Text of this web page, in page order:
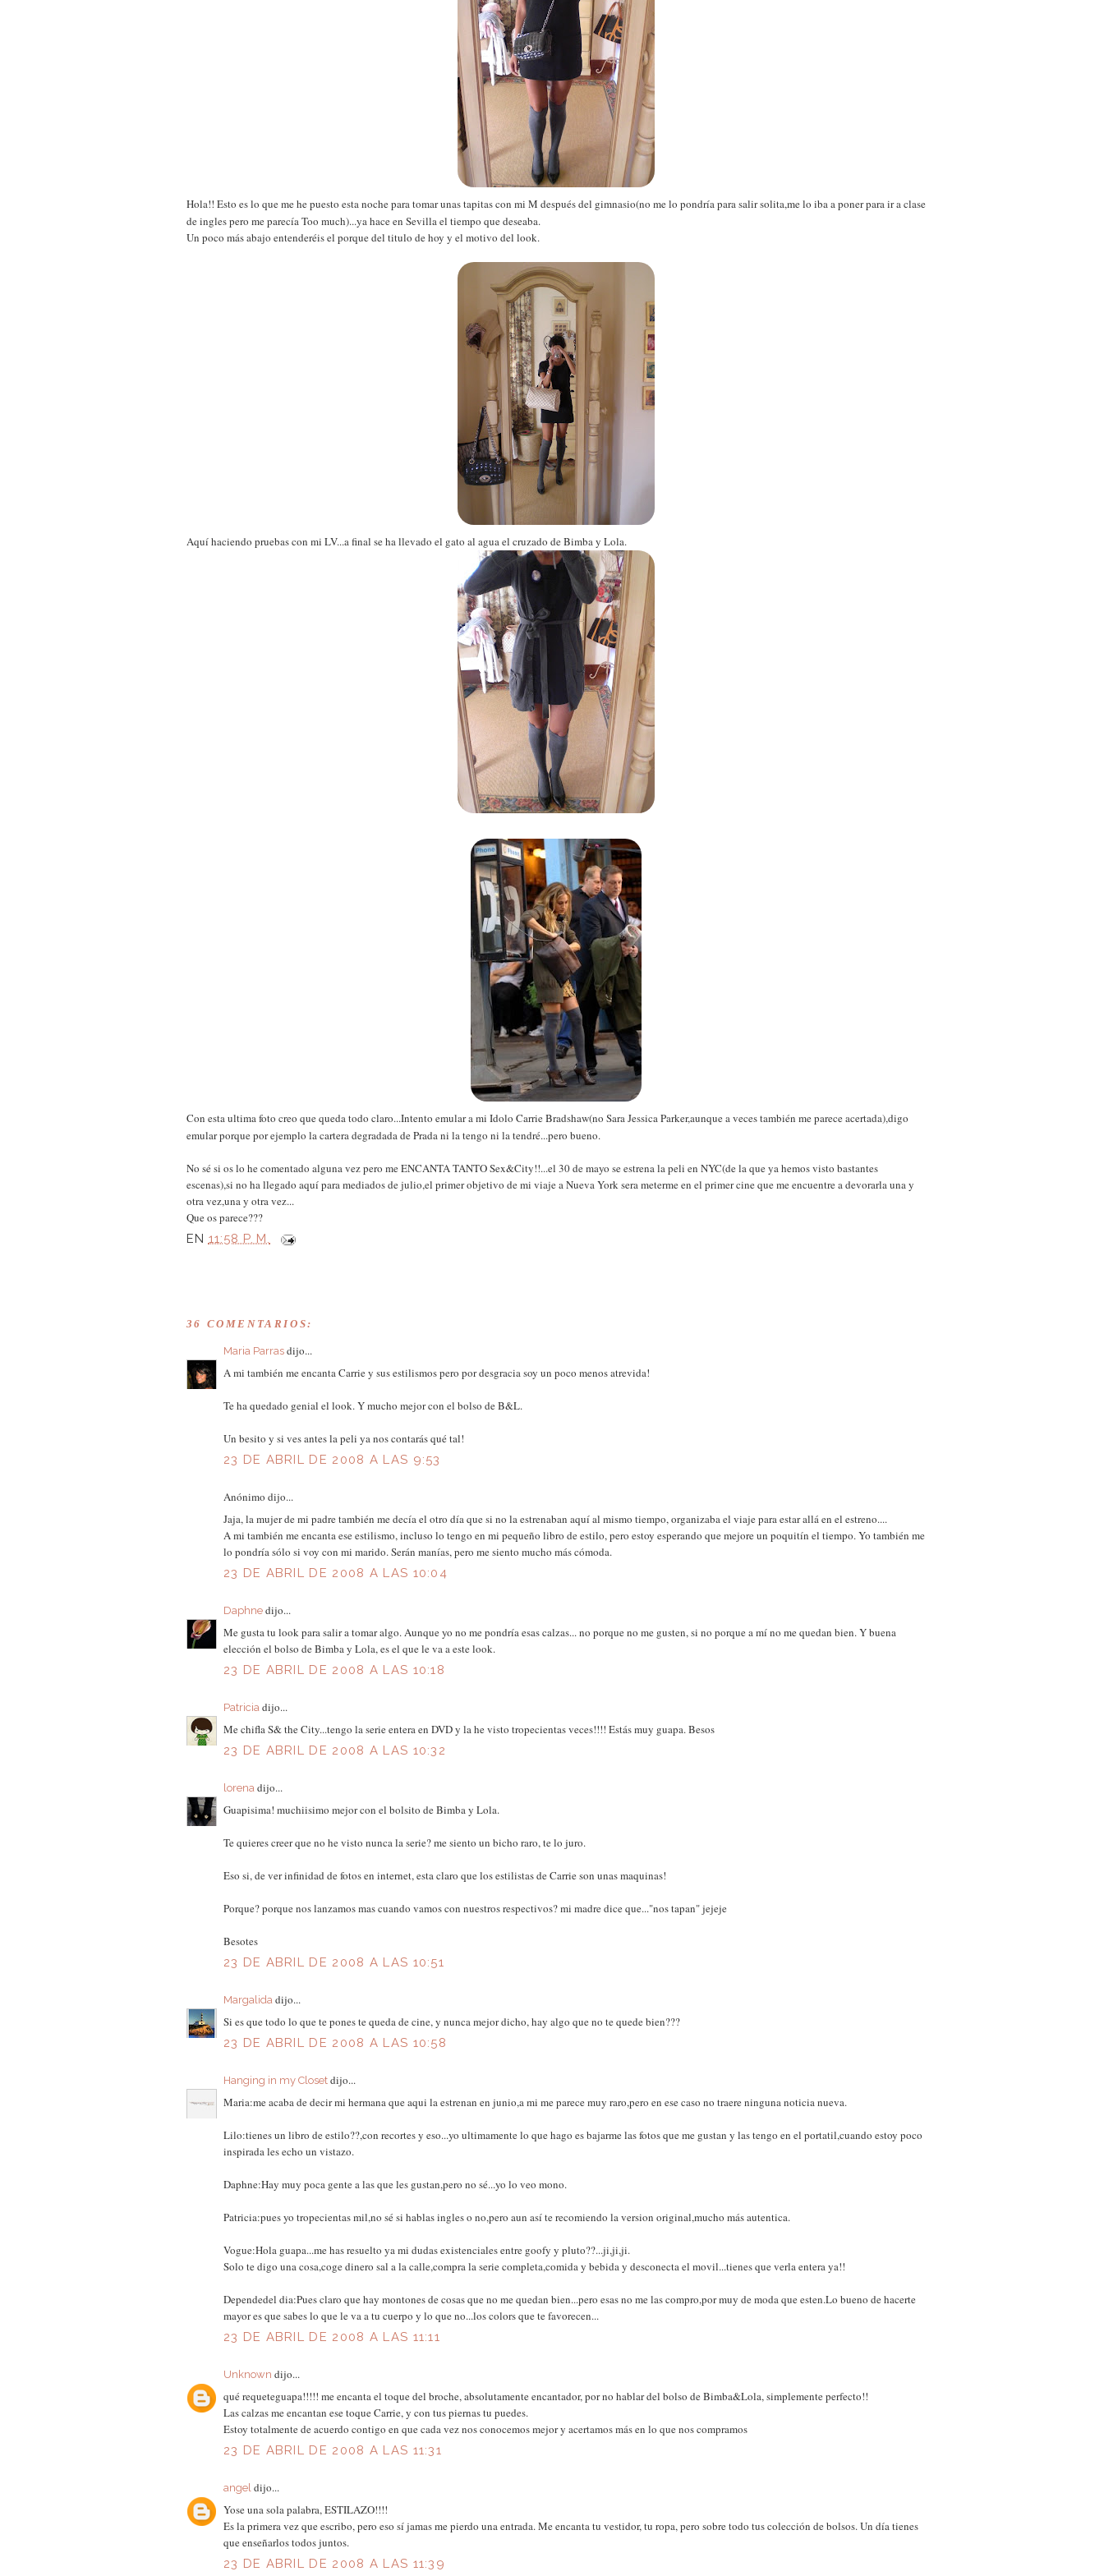
Hola!! Esto es lo que me he puesto esta noche para tomar unas tapitas con mi M después del gimnasio(no me lo pondría para salir solita,me lo iba a poner para ir a clase
de ingles pero me parecía Too much)...ya hace en Sevilla el tiempo que deseaba.
Un poco más abajo entenderéis el porque del titulo de hoy y el motivo del look.
Aquí haciendo pruebas con mi LV...a final se ha llevado el gato al agua el cruzado de Bimba y Lola.
Con esta ultima foto creo que queda todo claro...Intento emular a mi Idolo Carrie Bradshaw(no Sara Jessica Parker,aunque a veces también me parece acertada),digo
emular porque por ejemplo la cartera degradada de Prada ni la tengo ni la tendré...pero bueno.
No sé si os lo he comentado alguna vez pero me ENCANTA TANTO Sex&City!!...el 30 de mayo se estrena la peli en NYC(de la que ya hemos visto bastantes
escenas),si no ha llegado aquí para mediados de julio,el primer objetivo de mi viaje a Nueva York sera meterme en el primer cine que me encuentre a devorarla una y
otra vez,una y otra vez...
Que os parece???
EN 11:58 P. M.
36 COMENTARIOS:
Maria Parrasdijo...
A mi también me encanta Carrie y sus estilismos pero por desgracia soy un poco menos atrevida!
Te ha quedado genial el look. Y mucho mejor con el bolso de B&L.
Un besito y si ves antes la peli ya nos contarás qué tal!
23 DE ABRIL DE 2008 A LAS 9:53
Anónimo dijo...
Jaja, la mujer de mi padre también me decía el otro día que si no la estrenaban aquí al mismo tiempo, organizaba el viaje para estar allá en el estreno....
A mi también me encanta ese estilismo, incluso lo tengo en mi pequeño libro de estilo, pero estoy esperando que mejore un poquitín el tiempo. Yo también me
lo pondría sólo si voy con mi marido. Serán manías, pero me siento mucho más cómoda.
23 DE ABRIL DE 2008 A LAS 10:04
Daphnedijo...
Me gusta tu look para salir a tomar algo. Aunque yo no me pondría esas calzas... no porque no me gusten, si no porque a mí no me quedan bien. Y buena
elección el bolso de Bimba y Lola, es el que le va a este look.
23 DE ABRIL DE 2008 A LAS 10:18
Patriciadijo...
Me chifla S& the City...tengo la serie entera en DVD y la he visto tropecientas veces!!!! Estás muy guapa. Besos
23 DE ABRIL DE 2008 A LAS 10:32
lorenadijo...
Guapisima! muchiisimo mejor con el bolsito de Bimba y Lola.
Te quieres creer que no he visto nunca la serie? me siento un bicho raro, te lo juro.
Eso si, de ver infinidad de fotos en internet, esta claro que los estilistas de Carrie son unas maquinas!
Porque? porque nos lanzamos mas cuando vamos con nuestros respectivos? mi madre dice que..."nos tapan" jejeje
Besotes
23 DE ABRIL DE 2008 A LAS 10:51
Margalidadijo...
Si es que todo lo que te pones te queda de cine, y nunca mejor dicho, hay algo que no te quede bien???
23 DE ABRIL DE 2008 A LAS 10:58
Hanging in my Closetdijo...
Maria:me acaba de decir mi hermana que aqui la estrenan en junio,a mi me parece muy raro,pero en ese caso no traere ninguna noticia nueva.
Lilo:tienes un libro de estilo??,con recortes y eso...yo ultimamente lo que hago es bajarme las fotos que me gustan y las tengo en el portatil,cuando estoy poco
inspirada les echo un vistazo.
Daphne:Hay muy poca gente a las que les gustan,pero no sé...yo lo veo mono.
Patricia:pues yo tropecientas mil,no sé si hablas ingles o no,pero aun así te recomiendo la version original,mucho más autentica.
Vogue:Hola guapa...me has resuelto ya mi dudas existenciales entre goofy y pluto??...ji,ji,ji.
Solo te digo una cosa,coge dinero sal a la calle,compra la serie completa,comida y bebida y desconecta el movil...tienes que verla entera ya!!
Dependedel dia:Pues claro que hay montones de cosas que no me quedan bien...pero esas no me las compro,por muy de moda que esten.Lo bueno de hacerte
mayor es que sabes lo que le va a tu cuerpo y lo que no...los colors que te favorecen...
23 DE ABRIL DE 2008 A LAS 11:11
Unknown dijo...
qué requeteguapa!!!!! me encanta el toque del broche, absolutamente encantador, por no hablar del bolso de Bimba&Lola, simplemente perfecto!!
Las calzas me encantan ese toque Carrie, y con tus piernas tu puedes.
Estoy totalmente de acuerdo contigo en que cada vez nos conocemos mejor y acertamos más en lo que nos compramos
23 DE ABRIL DE 2008 A LAS 11:31
angel dijo...
Yose una sola palabra, ESTILAZO!!!!
Es la primera vez que escribo, pero eso sí jamas me pierdo una entrada. Me encanta tu vestidor, tu ropa, pero sobre todo tus colección de bolsos. Un día tienes
que enseñarlos todos juntos.
23 DE ABRIL DE 2008 A LAS 11:39